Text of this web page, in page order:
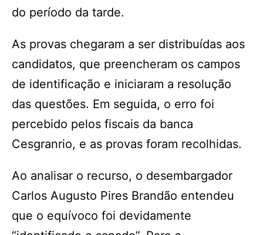
do período da tarde.
As provas chegaram a ser distribuídas aos
candidatos, que preencheram os campos
de identificação e iniciaram a resolução
das questões. Em seguida, o erro foi
percebido pelos fiscais da banca
Cesgranrio, e as provas foram recolhidas.
Ao analisar o recurso, o desembargador
Carlos Augusto Pires Brandão entendeu
que o equívoco foi devidamente